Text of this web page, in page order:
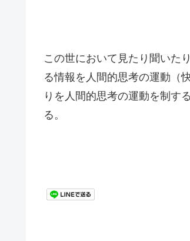
この世において見たり聞いた
る情報を人間的思考の運動（
りを人間的思考の運動を制す
る。